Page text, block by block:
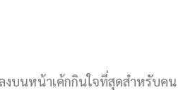
งบนหน้าเค้กกินใจที่สุดสำหรับคน